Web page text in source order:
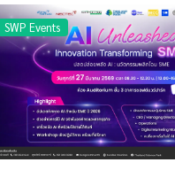
SWP Events